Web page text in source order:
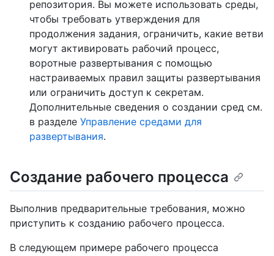
репозитория. Вы можете использовать среды,
чтобы требовать утверждения для
продолжения задания, ограничить, какие ветви
могут активировать рабочий процесс,
воротные развертывания с помощью
настраиваемых правил защиты развертывания
или ограничить доступ к секретам.
Дополнительные сведения о создании сред см.
в разделе Управление средами для
развертывания.
Создание рабочего процесса
Выполнив предварительные требования, можно
приступить к созданию рабочего процесса.
В следующем примере рабочего процесса